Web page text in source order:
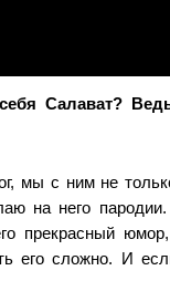
Салават?
мы с ним не
на него
юмор,
его сложно. И